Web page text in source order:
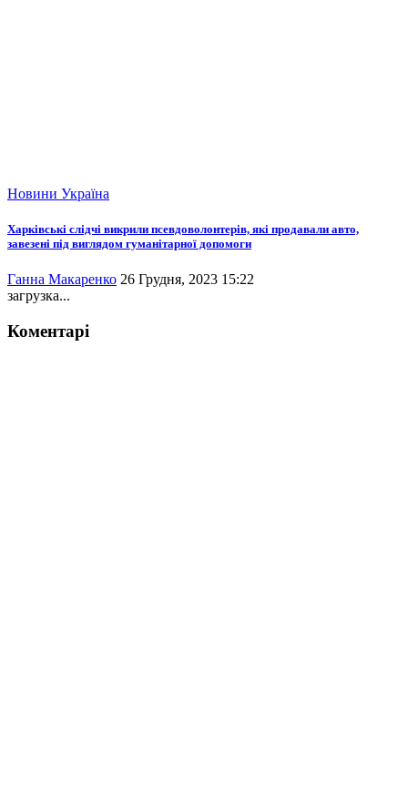
Новини Україна
Харківські слідчі викрили псевдоволонтерів, які продавали авто,
завезені під виглядом гуманітарної допомоги
Ганна Макаренко 26 Грудня, 2023 15:22
загрузка...
Коментарі